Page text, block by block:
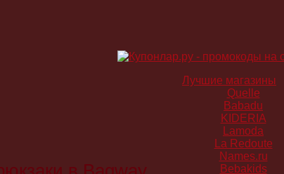
Лучшие магазины
Quelle
Babadu
KIDERIA
Lamoda
La Redoute
Names.ru
Bebakids